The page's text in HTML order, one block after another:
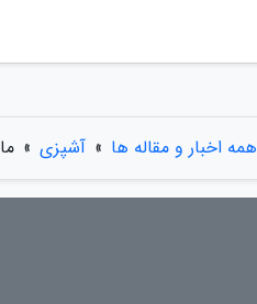
همه اخبار و مقاله ها » آشپزی »